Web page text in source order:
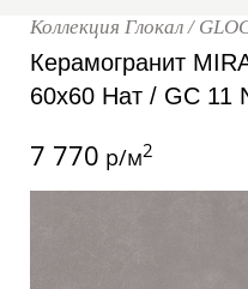
Коллекция Глокал /
Керамогранит
60x60 Нат / GC 11
7 770 р/м2